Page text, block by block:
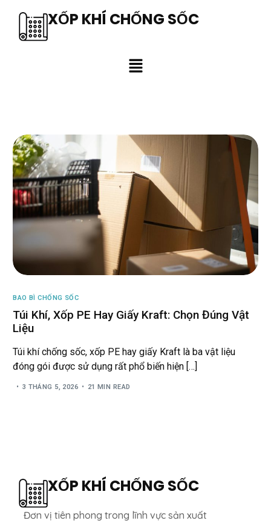
XỐP KHÍ CHỐNG SỐC
BAO BÌ CHỐNG SỐC
Túi Khí, Xốp PE Hay Giấy Kraft: Chọn Đúng Vật
Liệu
Túi khí chống sốc, xốp PE hay giấy Kraft là ba vật liệu
đóng gói được sử dụng rất phổ biến hiện […]
3 THÁNG 5, 2026 21 MIN READ
XỐP KHÍ CHỐNG SỐC
Đơn vị tiên phong trong lĩnh vực sản xuất